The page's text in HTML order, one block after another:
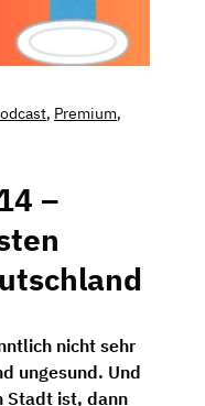
, Premium,
–
nicht sehr
ungesund. Und
Stadt ist, dann